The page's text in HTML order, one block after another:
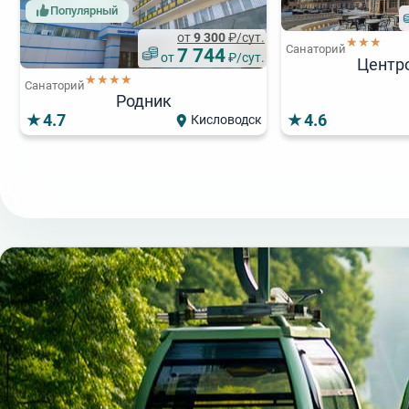
Популярный
от9 300₽/сут.
от7 744₽/сут.
Санаторий★★★★
Родник
4.7
Кисловодск
Санаторий★★★
4.6
Колос
4.3 Кисловодск
Санаторий
4.5